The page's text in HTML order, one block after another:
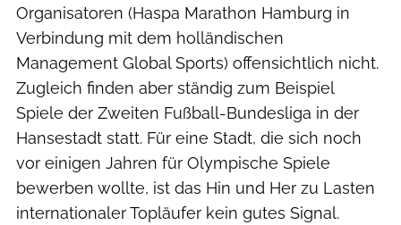
Organisatoren (Haspa Marathon Hamburg in
Verbindung mit dem holländischen
Management Global Sports) offensichtlich nicht.
Zugleich finden aber ständig zum Beispiel
Spiele der Zweiten Fußball-Bundesliga in der
Hansestadt statt. Für eine Stadt, die sich noch
vor einigen Jahren für Olympische Spiele
bewerben wollte, ist das Hin und Her zu Lasten
internationaler Topläufer kein gutes Signal.